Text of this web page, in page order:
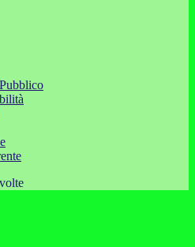
volte